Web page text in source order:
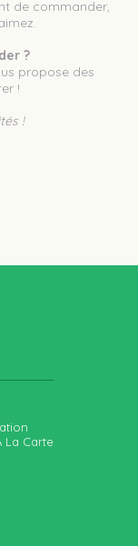
?
propose des
!
!
La Carte